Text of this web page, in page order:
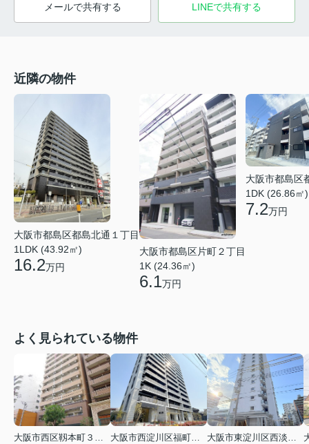
メールで共有する LINEで共有する
近隣の物件
大阪市都島区都島北通１丁目
1LDK (43.92㎡)
16.2万円
大阪市都島区片町２丁目
1K (24.36㎡)
6.1万円
大阪市都島区
1DK (26.86㎡)
7.2万円
よく見られている物件